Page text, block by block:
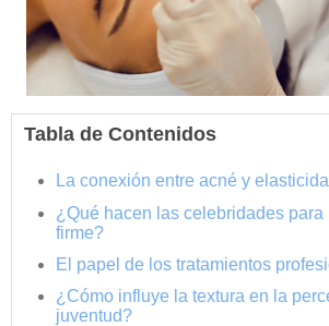
Tabla de Contenidos
La conexión entre acné y
¿Qué hacen las celebridades para
firme?
El papel de los tratamientos
¿Cómo influye la textura en la
juventud?